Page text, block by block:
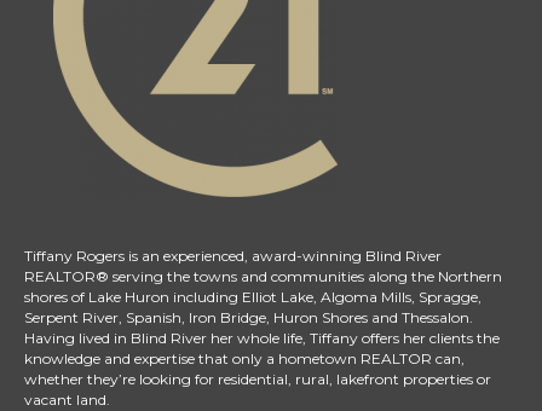
Tiffany Rogers is an experienced, award-winning Blind River
REALTOR® serving the towns and communities along the Northern
shores of Lake Huron including Elliot Lake, Algoma Mills, Spragge,
Serpent River, Spanish, Iron Bridge, Huron Shores and Thessalon.
Having lived in Blind River her whole life, Tiffany offers her clients the
knowledge and expertise that only a hometown REALTOR can,
whether they’re looking for residential, rural, lakefront properties or
vacant land.